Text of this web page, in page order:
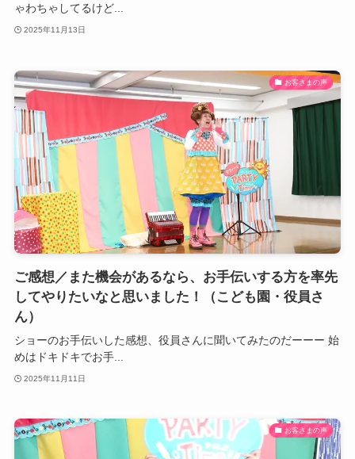
ゃわちゃしてるけど...
2025年11月13日
お客さまの声
ご感想／また機会があるなら、お手伝いする方を率先
してやりたいなと思いました！（こども園・役員さ
ん）
ショーのお手伝いした感想、役員さんに聞いてみたのだーーー 始
めはドキドキでお手...
2025年11月11日
お客さまの声